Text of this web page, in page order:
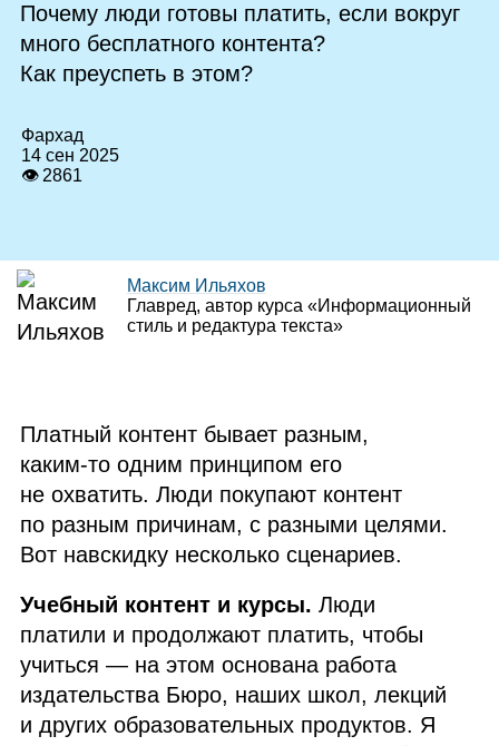
Почему люди готовы платить, если вокруг
много бесплатного контента?
Как преуспеть в этом?
Фархад
14 сен 2025
👁 2861
Максим Ильяхов
Главред, автор курса «Информационный
стиль и редактура текста»
Платный контент бывает разным,
каким‑то одним принципом его
не охватить. Люди покупают контент
по разным причинам, с разными целями.
Вот навскидку несколько сценариев.
Учебный контент и курсы. Люди
платили и продолжают платить, чтобы
учиться — на этом основана работа
издательства Бюро, наших школ, лекций
и других образовательных продуктов. Я